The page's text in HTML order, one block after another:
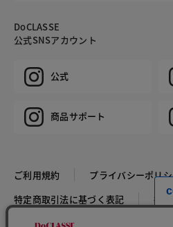
DoCLASSE
公式SNSアカウント
公式
商品サポート
ご利用規約
プライバシーポリ
特定商取引法に基づく表記
推
COPYRIGHT © DoCLASSE ALL RIGHTS